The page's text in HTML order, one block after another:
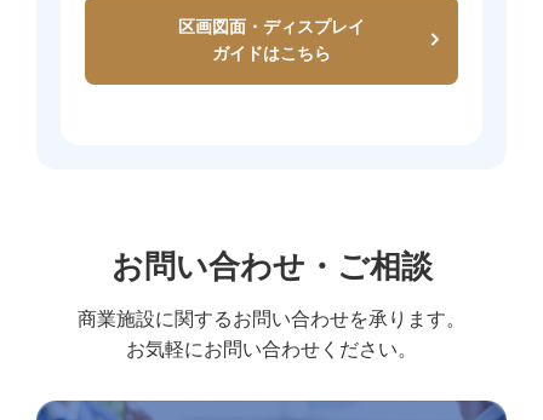
区画図面・ディスプレイ
ガイドはこちら
お問い合わせ・ご相談
商業施設に関するお問い合わせを承ります。
お気軽にお問い合わせください。